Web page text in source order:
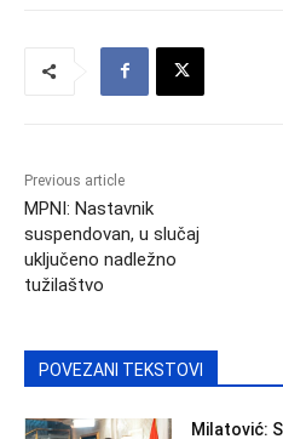
Previous article
MPNI: Nastavnik
suspendovan, u slučaj
uključeno nadležno
tužilaštvo
POVEZANI TEKSTOVI
Milatović: